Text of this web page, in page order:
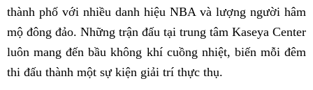
thành phố với nhiều danh hiệu NBA và lượng người hâm
mộ đông đảo. Những trận đấu tại trung tâm Kaseya Center
luôn mang đến bầu không khí cuồng nhiệt, biến mỗi đêm
thi đấu thành một sự kiện giải trí thực thụ.